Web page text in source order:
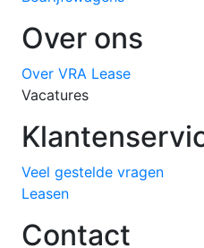
Over ons
Over VRA Lease
Vacatures
Veel gestelde vragen
Leasen
Contact